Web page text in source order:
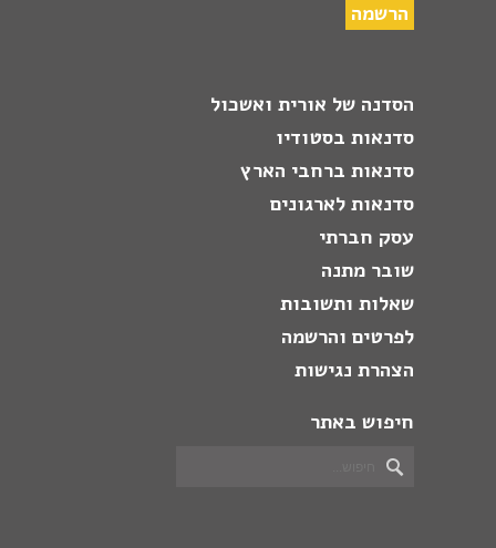
הסדנה של אורית ואשכול
סדנאות בסטודיו
סדנאות ברחבי הארץ
סדנאות לארגונים
עסק חברתי
שובר מתנה
שאלות ותשובות
לפרטים והרשמה
הצהרת נגישות
חיפוש באתר